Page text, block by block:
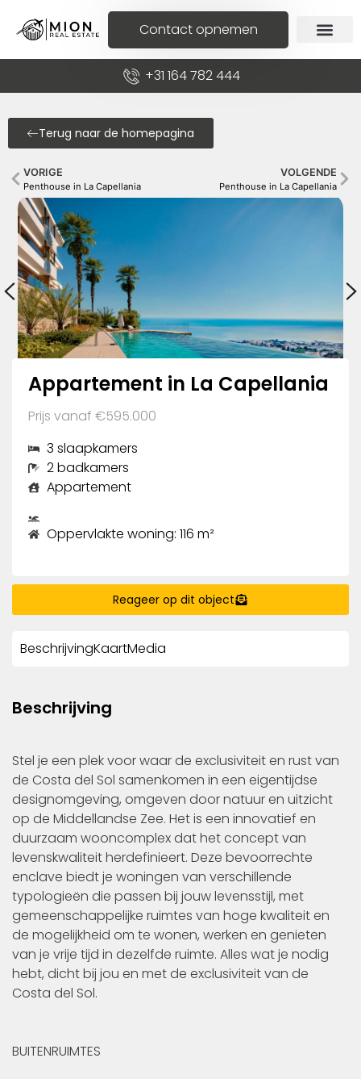
Contact opnemen
+31 164 782 444
Terug naar de homepagina
VORIGE
Penthouse in La Capellania
VOLGENDE
Penthouse in La Capellania
Appartement in La Capellania
Prijs vanaf €595.000
3 slaapkamers
2 badkamers
Appartement
Oppervlakte woning: 116 m²
Reageer op dit object
BeschrijvingKaartMedia
Beschrijving
Stel je een plek voor waar de exclusiviteit en rust van
de Costa del Sol samenkomen in een eigentijdse
designomgeving, omgeven door natuur en uitzicht
op de Middellandse Zee. Het is een innovatief en
duurzaam wooncomplex dat het concept van
levenskwaliteit herdefinieert. Deze bevoorrechte
enclave biedt je woningen van verschillende
typologieën die passen bij jouw levensstijl, met
gemeenschappelijke ruimtes van hoge kwaliteit en
de mogelijkheid om te wonen, werken en genieten
van je vrije tijd in dezelfde ruimte. Alles wat je nodig
hebt, dicht bij jou en met de exclusiviteit van de
Costa del Sol.
BUITENRUIMTES